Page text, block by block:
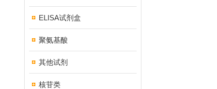
ELISA试剂盒
聚氨基酸
其他试剂
核苷类